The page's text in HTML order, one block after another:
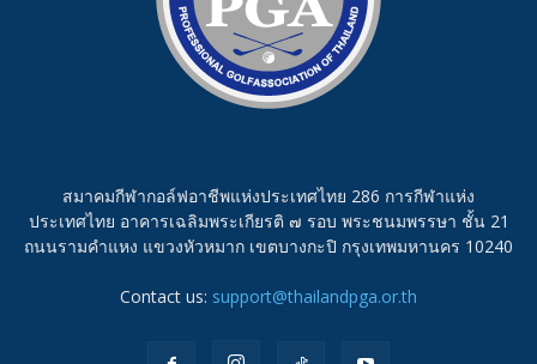
สมาคมกีฬากอล์ฟอาชีพแห่งประเทศไทย 286 การกีฬาแห่ง
ประเทศไทย อาคารเฉลิมพระเกียรติ ๗ รอบ พระชนมพรรษา ชั้น 21
ถนนรามคำแหง แขวงหัวหมาก เขตบางกะปิ กรุงเทพมหานคร 10240
Contact us: support@thailandpga.or.th